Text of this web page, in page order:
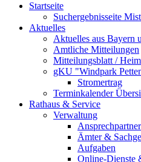
Startseite
Suchergebnisseite
Aktuelles
Aktuelles aus Bayern
Amtliche Mitteilungen
Mitteilungsblatt /
gKU "Windpark
Stromertrag
Terminkalender
Rathaus & Service
Verwaltung
Ansprechpartner
Ämter &
Aufgaben
Online-Dienste